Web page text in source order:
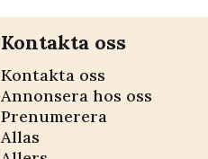
Kontakta oss
Kontakta oss
Annonsera hos oss
Prenumerera
Allas